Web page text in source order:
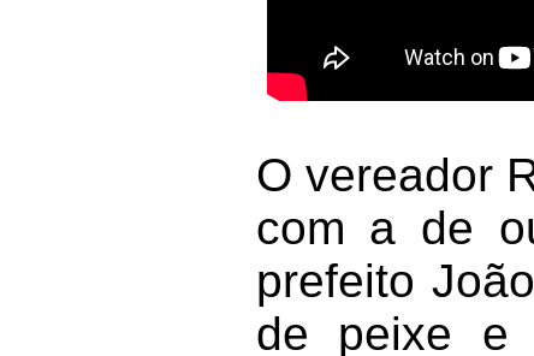
O vereador
com a de
prefeito
de peixe e